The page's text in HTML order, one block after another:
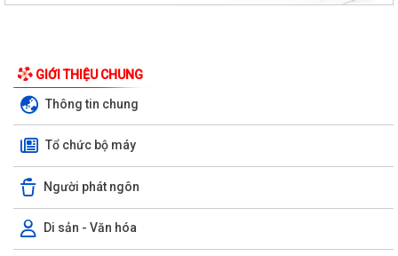
GIỚI THIỆU CHUNG
Thông tin chung
Tổ chức bộ máy
Người phát ngôn
Di sản - Văn hóa